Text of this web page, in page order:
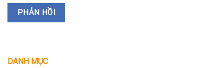
DANH MỤC